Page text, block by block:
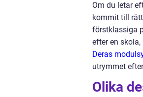
Om du letar
kommit till
förstklassiga
efter en
Deras
utrymmet
Olika